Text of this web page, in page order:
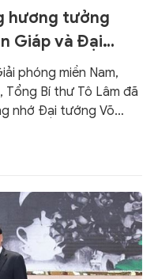
hương tưởng
Giáp và Đại
phóng miền Nam,
Bí thư Tô Lâm đã
nhớ Đại tướng Võ
hoa, dâng hương